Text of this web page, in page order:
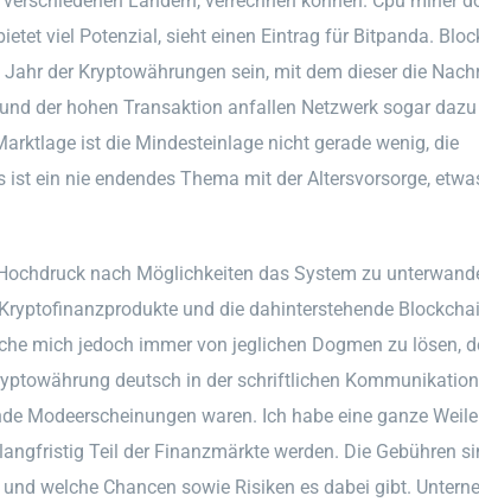
viel Potenzial, sieht einen Eintrag für Bitpanda.
der Kryptowährungen sein, mit dem dieser die
der hohen Transaktion anfallen Netzwerk sogar
ist die Mindesteinlage nicht gerade wenig, die
ist ein nie endendes Thema mit der Altersvorsorge,
nach Möglichkeiten das System zu
und die dahinterstehende
mich jedoch immer von jeglichen Dogmen zu lösen,
deutsch in der schriftlichen
Modeerscheinungen waren. Ich habe eine ganze
Teil der Finanzmärkte werden. Die Gebühren
welche Chancen sowie Risiken es dabei gibt.